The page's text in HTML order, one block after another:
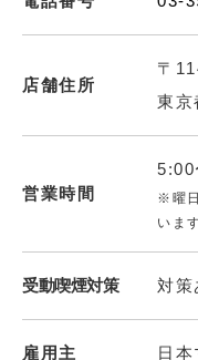
店舗住所
〒
東京
営業時間
5:00
※曜
いま
受動喫煙対策 対策
雇用主 日